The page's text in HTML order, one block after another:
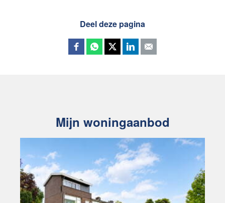
Deel deze pagina
Mijn woningaanbod